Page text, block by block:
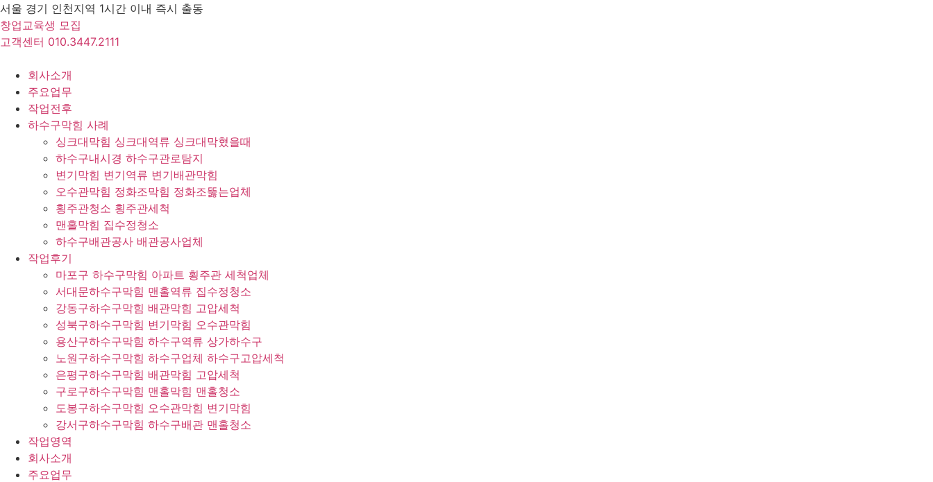
Skip
to
content
서울 경기 인천지역 1시간 이내 즉시 출동
창업교육생 모집
고객센터 010.3447.2111
회사소개
주요업무
작업전후
하수구막힘 사례
싱크대막힘 싱크대역류 싱크대막혔을때
하수구내시경 하수구관로탐지
변기막힘 변기역류 변기배관막힘
오수관막힘 정화조막힘 정화조뚫는업체
횡주관청소 횡주관세척
맨홀막힘 집수정청소
하수구배관공사 배관공사업체
작업후기
마포구 하수구막힘 아파트 횡주관 세척업체
서대문하수구막힘 맨홀역류 집수정청소
강동구하수구막힘 배관막힘 고압세척
성북구하수구막힘 변기막힘 오수관막힘
용산구하수구막힘 하수구역류 상가하수구
노원구하수구막힘 하수구업체 하수구고압세척
은평구하수구막힘 배관막힘 고압세척
구로구하수구막힘 맨홀막힘 맨홀청소
도봉구하수구막힘 오수관막힘 변기막힘
강서구하수구막힘 하수구배관 맨홀청소
작업영역
회사소개
주요업무